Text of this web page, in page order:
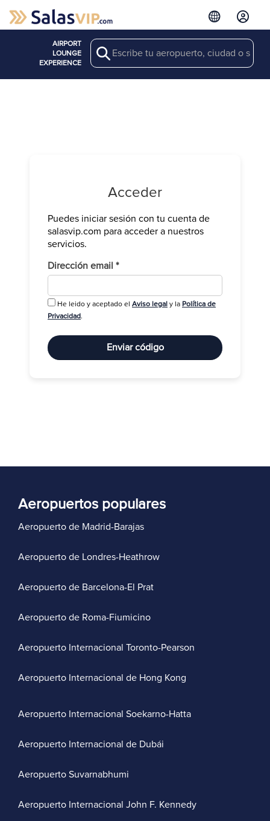
AIRPORT
LOUNGE
EXPERIENCE
Search
Acceder
Puedes iniciar sesión con tu cuenta de
salasvip.com para acceder a nuestros
servicios.
Dirección email *Obligatorio
He leido y aceptado el Aviso legal y la Política de
Privacidad.
Enviar código
Aeropuertos populares
Aeropuerto de Madrid-Barajas
Aeropuerto de Londres-Heathrow
Aeropuerto de Barcelona-El Prat
Aeropuerto de Roma-Fiumicino
Aeropuerto Internacional Toronto-Pearson
Aeropuerto Internacional de Hong Kong
Aeropuerto Internacional Soekarno-Hatta
Aeropuerto Internacional de Dubái
Aeropuerto Suvarnabhumi
Aeropuerto Internacional John F. Kennedy